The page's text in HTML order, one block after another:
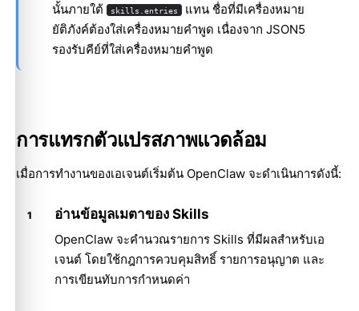
นั้นภายใต้
skills.entries แทน ชื่อที่มีเครื่องหมาย
ยัติภังค์ต้องใส่เครื่องหมายคำพูด เนื่องจาก JSON5
รองรับคีย์ที่ใส่เครื่องหมายคำพูด
การแทรกตัวแปรสภาพแวดล้อม
เมื่อการทำงานของเอเจนต์เริ่มต้น OpenClaw จะดำเนินการดังนี้:
อ่านข้อมูลเมตาของ Skills
OpenClaw จะคำนวณรายการ Skills ที่มีผลสำหรับเอ
เจนต์ โดยใช้กฎการควบคุมสิทธิ์ รายการอนุญาต และ
การเขียนทับการกำหนดค่า